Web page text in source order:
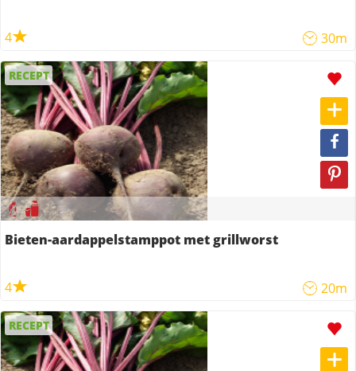
4 30m
RECEPT
Bieten-aardappelstamppot met grillworst
4 20m
RECEPT